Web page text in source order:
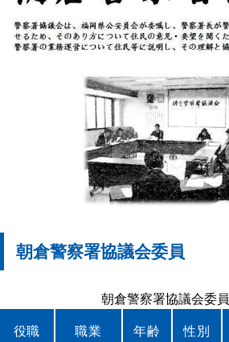
朝倉警察署協議会委員
朝倉警察署協議会委員
役職 職業 年齢 性別